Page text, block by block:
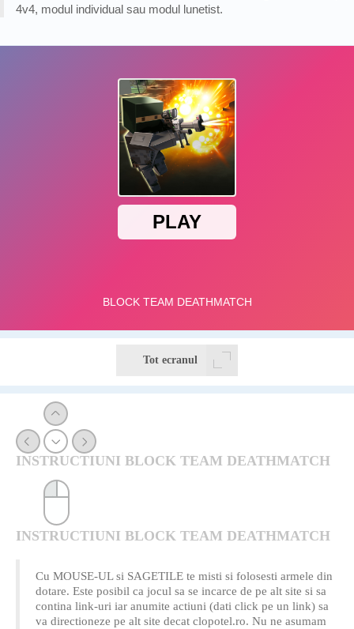
4v4, modul individual sau modul lunetist.
Tot ecranul
INSTRUCTIUNI BLOCK TEAM DEATHMATCH
INSTRUCTIUNI BLOCK TEAM DEATHMATCH
Cu MOUSE-UL si SAGETILE te misti si folosesti armele din
dotare. Este posibil ca jocul sa se incarce de pe alt site si sa
contina link-uri iar anumite actiuni (dati click pe un link) sa
va directioneze pe alt site decat clopotel.ro. Nu ne asumam